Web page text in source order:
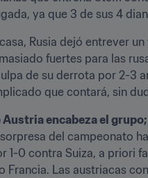
ya que 3 de sus 4
Rusia dejó entrever
fuertes para las
de su derrota por 2-3
que contará, sin
encabeza el
del campeonato
1-0 contra Suiza, a priori
Francia. Las austriacas